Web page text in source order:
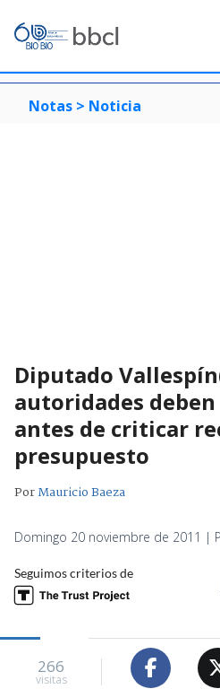
Notas > Noticia
Diputado
autoridades
antes de criticar
presupuesto
PorMauricio Baeza
Domingo 20 noviembre de 2011 |
Seguimos criterios de
266
visitas